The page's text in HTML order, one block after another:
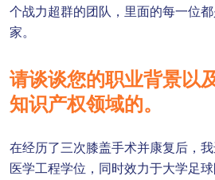
个战力超群的团队，里面的每一位
家。
请谈谈您的职业背景以
知识产权领域的。
在经历了三次膝盖手术并康复后，
医学工程学位，同时效力于大学足